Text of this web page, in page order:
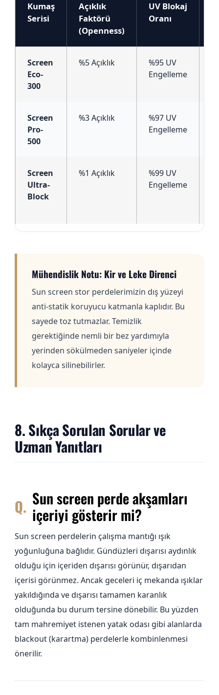
Kumaş
Serisi
Açıklık
Faktörü
(Openness)
UV Blokaj
Oranı
Screen
Eco-
300
%5 Açıklık
%95 UV
Engelleme
Screen
Pro-
500
%3 Açıklık
%97 UV
Engelleme
Screen
Ultra-
Block
%1 Açıklık
%99 UV
Engelleme
Mühendislik Notu: Kir ve Leke Direnci
Sun screen stor perdelerimizin dış yüzeyi
anti-statik koruyucu katmanla kaplıdır. Bu
sayede toz tutmazlar. Temizlik
gerektiğinde nemli bir bez yardımıyla
yerinden sökülmeden saniyeler içinde
kolayca silinebilirler.
8. Sıkça Sorulan Sorular ve
Uzman Yanıtları
Sun screen perde akşamları
içeriyi gösterir mi?
Sun screen perdelerin çalışma mantığı ışık
yoğunluğuna bağlıdır. Gündüzleri dışarısı aydınlık
olduğu için içeriden dışarısı görünür, dışarıdan
içerisi görünmez. Ancak geceleri iç mekanda ışıklar
yakıldığında ve dışarısı tamamen karanlık
olduğunda bu durum tersine dönebilir. Bu yüzden
tam mahremiyet istenen yatak odası gibi alanlarda
blackout (karartma) perdelerle kombinlenmesi
önerilir.